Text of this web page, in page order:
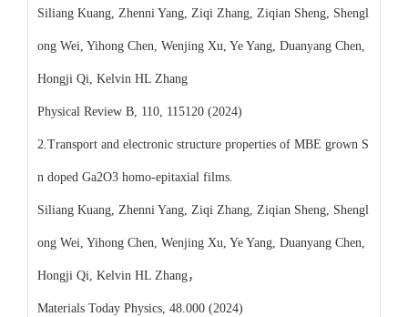
Siliang Kuang, Zhenni Yang, Ziqi Zhang, Ziqian Sheng, Shengl
ong Wei, Yihong Chen, Wenjing Xu, Ye Yang, Duanyang Chen,
Hongji Qi, Kelvin HL Zhang
Physical Review B, 110, 115120 (2024)
2.Transport and electronic structure properties of MBE grown S
n doped Ga2O3 homo-epitaxial films.
Siliang Kuang, Zhenni Yang, Ziqi Zhang, Ziqian Sheng, Shengl
ong Wei, Yihong Chen, Wenjing Xu, Ye Yang, Duanyang Chen,
Hongji Qi, Kelvin HL Zhang，
Materials Today Physics, 48.000 (2024)